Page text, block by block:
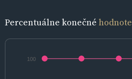
Percentuálne konečné
100